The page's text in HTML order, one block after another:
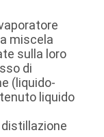
miscela
sulla loro
di
(liquido-
liquido